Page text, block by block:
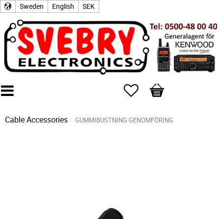
Sweden English SEK
Favorites
Basket
Cable Accessories GUMMIBUSTNING GENOMFÖRING